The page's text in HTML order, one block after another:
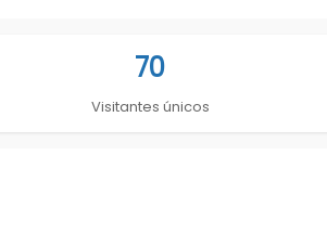
70
Visitantes únicos